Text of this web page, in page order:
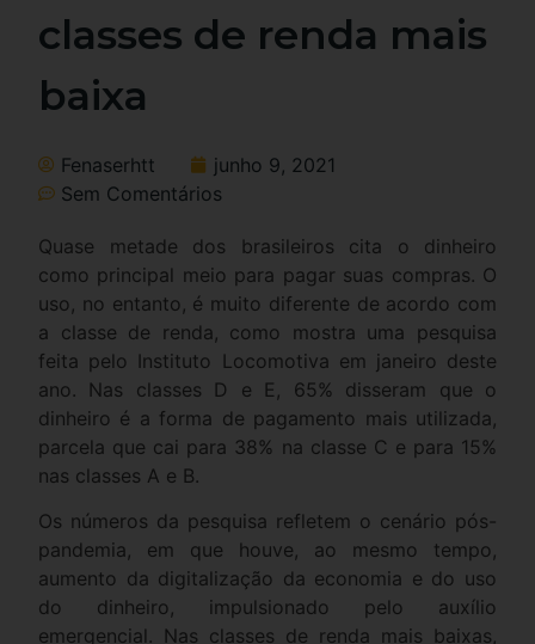
classes de renda mais
baixa
Fenaserhtt
junho 9, 2021
Sem Comentários
Quase metade dos brasileiros cita o dinheiro
como principal meio para pagar suas compras. O
uso, no entanto, é muito diferente de acordo com
a classe de renda, como mostra uma pesquisa
feita pelo Instituto Locomotiva em janeiro deste
ano. Nas classes D e E, 65% disseram que o
dinheiro é a forma de pagamento mais utilizada,
parcela que cai para 38% na classe C e para 15%
nas classes A e B.
Os números da pesquisa refletem o cenário pós-
pandemia, em que houve, ao mesmo tempo,
aumento da digitalização da economia e do uso
do dinheiro, impulsionado pelo auxílio
emergencial. Nas classes de renda mais baixas,